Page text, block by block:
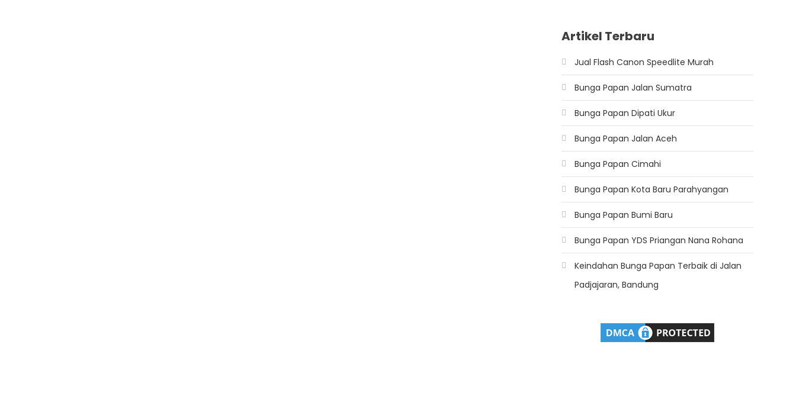
Artikel Terbaru
Jual Flash Canon Speedlite Murah
Bunga Papan Jalan Sumatra
Bunga Papan Dipati Ukur
Bunga Papan Jalan Aceh
Bunga Papan Cimahi
Bunga Papan Kota Baru Parahyangan
Bunga Papan Bumi Baru
Bunga Papan YDS Priangan Nana Rohana
Keindahan Bunga Papan Terbaik di Jalan
Padjajaran, Bandung